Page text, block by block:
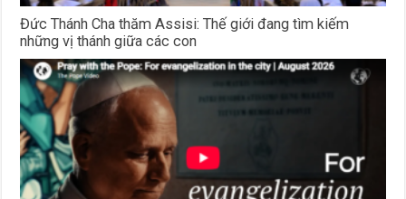
Đức Thánh Cha thăm Assisi: Thế giới đang tìm kiếm
những vị thánh giữa các con